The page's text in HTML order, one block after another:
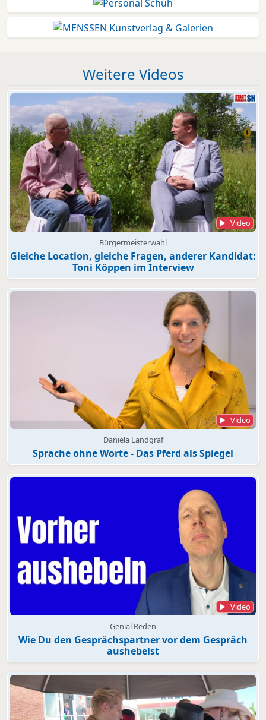
Weitere Videos
Video
Bürgermeisterwahl
Gleiche Location, gleiche Fragen, anderer Kandidat:
Toni Köppen im Interview
Video
Daniela Landgraf
Sprache ohne Worte - Das Pferd als Spiegel
Video
Genial Reden
Wie Du den Gesprächspartner vor dem Gespräch
aushebelst